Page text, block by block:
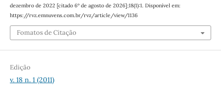
dezembro de 2022 [citado 6º de agosto de 2026];18(1):1. Disponível em:
https://rvz.emnuvens.com.br/rvz/article/view/1136
Fomatos de Citação
Edição
v. 18 n. 1 (2011)